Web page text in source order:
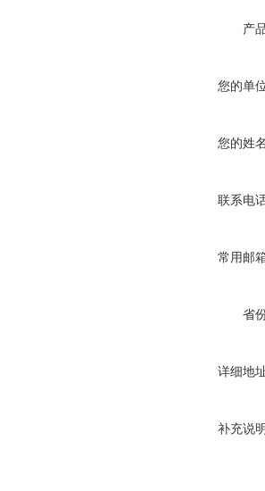
产
您的单
您的姓
联系电
常用邮
省
详细地
补充说